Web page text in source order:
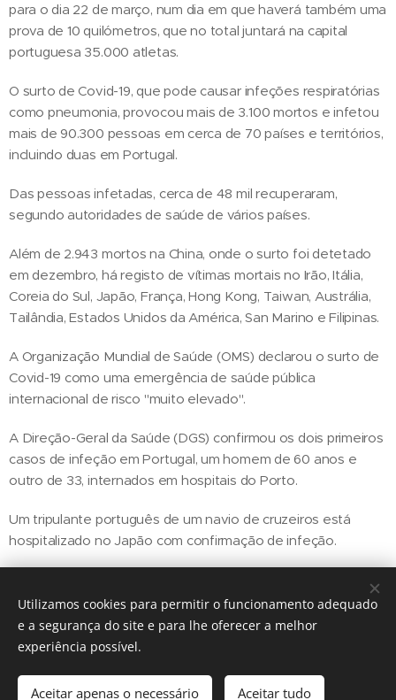
para o dia 22 de março, num dia em que haverá também uma
prova de 10 quilómetros, que no total juntará na capital
portuguesa 35.000 atletas.
O surto de Covid-19, que pode causar infeções respiratórias
como pneumonia, provocou mais de 3.100 mortos e infetou
mais de 90.300 pessoas em cerca de 70 países e territórios,
incluindo duas em Portugal.
Das pessoas infetadas, cerca de 48 mil recuperaram,
segundo autoridades de saúde de vários países.
Além de 2.943 mortos na China, onde o surto foi detetado
em dezembro, há registo de vítimas mortais no Irão, Itália,
Coreia do Sul, Japão, França, Hong Kong, Taiwan, Austrália,
Tailândia, Estados Unidos da América, San Marino e Filipinas.
A Organização Mundial de Saúde (OMS) declarou o surto de
Covid-19 como uma emergência de saúde pública
internacional de risco "muito elevado".
A Direção-Geral da Saúde (DGS) confirmou os dois primeiros
casos de infeção em Portugal, um homem de 60 anos e
outro de 33, internados em hospitais do Porto.
Um tripulante português de um navio de cruzeiros está
hospitalizado no Japão com confirmação de infeção.
Share
Utilizamos cookies para permitir o funcionamento adequado
e a segurança do site e para lhe oferecer a melhor
experiência possível.
Aceitar apenas o necessário Aceitar tudo